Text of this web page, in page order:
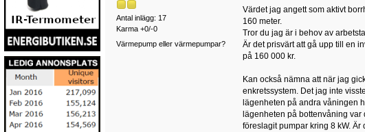
Antal inlägg: 17
Karma +0/-0
Värmepump eller värmepumpar?
Värdet jag angett som aktivt
160 meter.
Tror du jag är i behov av
Är det prisvärt att gå upp till en
på 160 000 kr.
Kan också nämna att när jag
enkretssystem. Det jag inte
lägenheten på andra våningen
lägenheten på bottenvåning
föreslagit pumpar kring 8 kW.